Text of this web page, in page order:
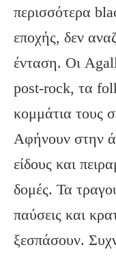
περισσότερα
εποχής, δεν
ένταση. Οι
post-rock, τα
κομμάτια τους
Αφήνουν στην
είδους και
δομές. Τα
παύσεις και
ξεσπάσουν.